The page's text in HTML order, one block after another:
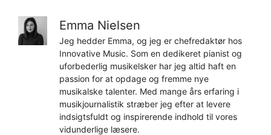
Emma Nielsen
Jeg hedder Emma, og jeg er chefredaktør hos
Innovative Music. Som en dedikeret pianist og
uforbederlig musikelsker har jeg altid haft en
passion for at opdage og fremme nye
musikalske talenter. Med mange års erfaring i
musikjournalistik stræber jeg efter at levere
indsigtsfuldt og inspirerende indhold til vores
vidunderlige læsere.